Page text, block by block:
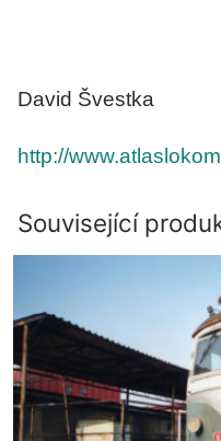
David Švestka
http://
Související